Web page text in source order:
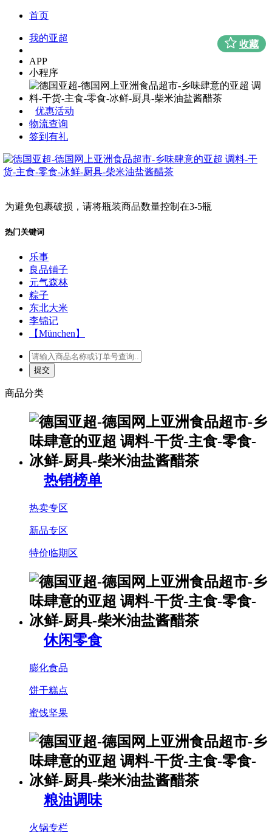
首页
我的亚超
APP
小程序
优惠活动
物流查询
签到有礼
为避免包裹破损，请将瓶装商品数量控制在3-5瓶
热门关键词
乐事
良品铺子
元气森林
粽子
东北大米
李锦记
【München】
商品分类
热销榜单
热卖专区
新品专区
特价临期区
休闲零食
膨化食品
饼干糕点
蜜饯坚果
粮油调味
火锅专栏
收藏